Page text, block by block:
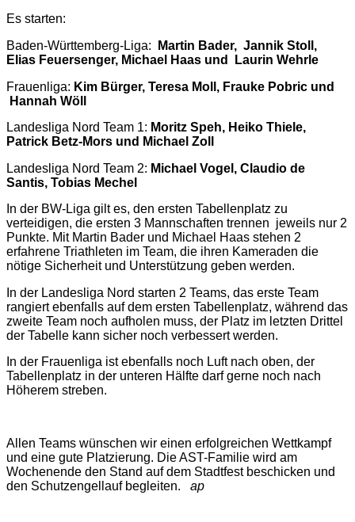
Es starten:
Baden-Württemberg-Liga:
Martin Bader, Jannik Stoll,
Elias Feuersenger, Michael Haas und Laurin Wehrle
Frauenliga: Kim Bürger, Teresa Moll, Frauke Pobric und
Hannah Wöll
Landesliga Nord Team 1: Moritz Speh, Heiko Thiele,
Patrick Betz-Mors und Michael Zoll
Landesliga Nord Team 2: Michael Vogel, Claudio de
Santis, Tobias Mechel
In der BW-Liga gilt es, den ersten Tabellenplatz zu
verteidigen, die ersten 3 Mannschaften trennen jeweils nur 2
Punkte. Mit Martin Bader und Michael Haas stehen 2
erfahrene Triathleten im Team, die ihren Kameraden die
nötige Sicherheit und Unterstützung geben werden.
In der Landesliga Nord starten 2 Teams, das erste Team
rangiert ebenfalls auf dem ersten Tabellenplatz, während das
zweite Team noch aufholen muss, der Platz im letzten Drittel
der Tabelle kann sicher noch verbessert werden.
In der Frauenliga ist ebenfalls noch Luft nach oben, der
Tabellenplatz in der unteren Hälfte darf gerne noch nach
Höherem streben.
Allen Teams wünschen wir einen erfolgreichen Wettkampf
und eine gute Platzierung. Die AST-Familie wird am
Wochenende den Stand auf dem Stadtfest beschicken und
den Schutzengellauf begleiten. ap